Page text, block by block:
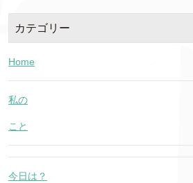
カテゴリー
Home
私の
こと
今日は？